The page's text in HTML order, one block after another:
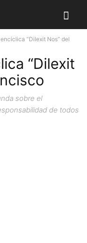
“Dilexit Nos” del
“Dilexit
sobre el
de todos